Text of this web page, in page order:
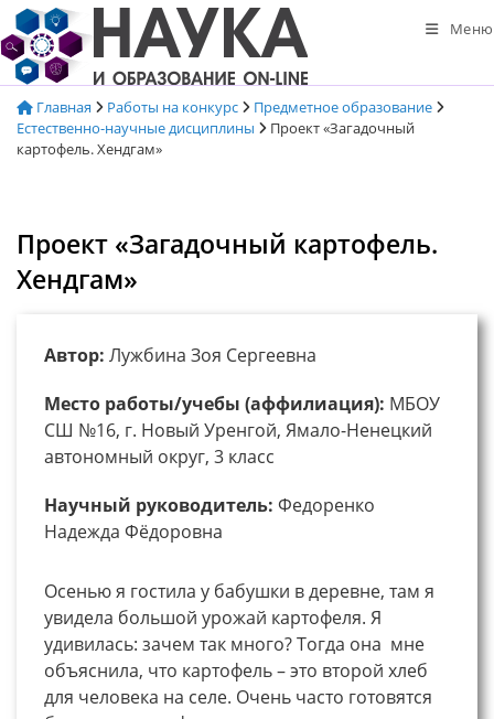
Перейти
к
содержимому
Меню
Главная Работы на конкурс
Предметное образование
Естественно-научные дисциплины
Проект «Загадочный
картофель. Хендгам»
Проект «Загадочный картофель.
Хендгам»
Автор: Лужбина Зоя Сергеевна
Место работы/учебы (аффилиация): МБОУ
СШ №16, г. Новый Уренгой, Ямало-Ненецкий
автономный округ, 3 класс
Научный руководитель: Федоренко
Надежда Фёдоровна
Осенью я гостила у бабушки в деревне, там я
увидела большой урожай картофеля. Я
удивилась: зачем так много? Тогда она мне
объяснила, что картофель – это второй хлеб
для человека на селе. Очень часто готовятся